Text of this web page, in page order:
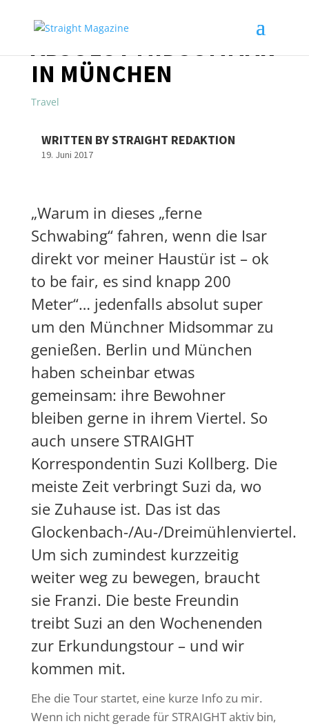
ABSOLUT MIDSOMMAR
IN MÜNCHEN
Travel
WRITTEN BY STRAIGHT REDAKTION
19. Juni 2017
„Warum in dieses „ferne
Schwabing“ fahren, wenn die Isar
direkt vor meiner Haustür ist – ok
to be fair, es sind knapp 200
Meter“… jedenfalls absolut super
um den Münchner Midsommar zu
genießen. Berlin und München
haben scheinbar etwas
gemeinsam: ihre Bewohner
bleiben gerne in ihrem Viertel. So
auch unsere STRAIGHT
Korrespondentin Suzi Kollberg. Die
meiste Zeit verbringt Suzi da, wo
sie Zuhause ist. Das ist das
Glockenbach-/Au-/Dreimühlenviertel.
Um sich zumindest kurzzeitig
weiter weg zu bewegen, braucht
sie Franzi. Die beste Freundin
treibt Suzi an den Wochenenden
zur Erkundungstour – und wir
kommen mit.
Ehe die Tour startet, eine kurze Info zu mir.
Wenn ich nicht gerade für STRAIGHT aktiv bin,